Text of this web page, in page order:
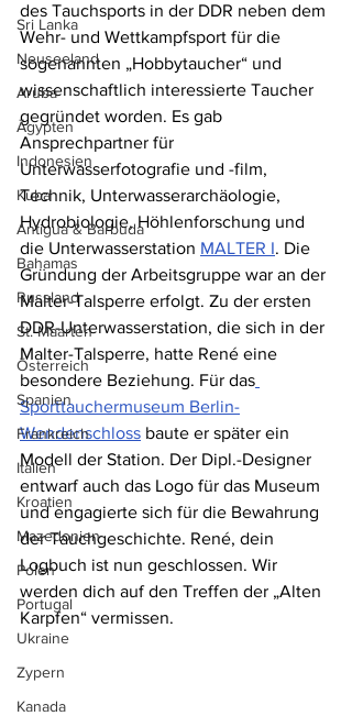
Sri Lanka
Neuseeland
Aruba
Ägypten
Indonesien
Kuba
Antigua & Barbuda
Bahamas
Russland
St. Maarten
Österreich
Spanien
Frankreich
Italien
Kroatien
Mazedonien
Polen
Portugal
Ukraine
Zypern
Kanada
des Tauchsports in der DDR neben dem
Wehr- und Wettkampfsport für die
sogenannten „Hobbytaucher“ und
wissenschaftlich interessierte Taucher
gegründet worden. Es gab
Ansprechpartner für
Unterwasserfotografie und -film,
Technik, Unterwasserarchäologie,
Hydrobiologie, Höhlenforschung und
die Unterwasserstation MALTER I. Die
Gründung der Arbeitsgruppe war an der
Malter-Talsperre erfolgt. Zu der ersten
DDR-Unterwasserstation, die sich in der
Malter-Talsperre, hatte René eine
besondere Beziehung. Für das
Sporttauchermuseum Berlin-
Wendenschloss baute er später ein
Modell der Station. Der Dipl.-Designer
entwarf auch das Logo für das Museum
und engagierte sich für die Bewahrung
der Tauchgeschichte. René, dein
Logbuch ist nun geschlossen. Wir
werden dich auf den Treffen der „Alten
Karpfen“ vermissen.